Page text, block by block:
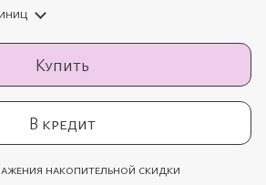
Купить
В кредит
накопительной скидки